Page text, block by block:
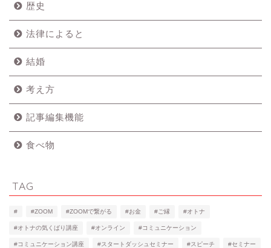
歴史
法律によると
結婚
考え方
記事編集機能
食べ物
TAG
# #ZOOM #ZOOMで繋がる #お金 #ご縁 #オトナ
#オトナの気くばり講座 #オンライン #コミュニケーション
#コミュニケーション講座 #スタートダッシュセミナー #スピーチ #セミナー